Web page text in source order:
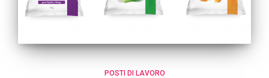
POSTI DI LAVORO